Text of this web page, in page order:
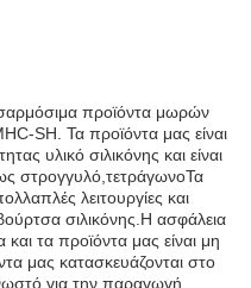
προϊόντα μωρών
SH. Τα προϊόντα μας είναι
υλικό σιλικόνης και είναι
στρογγυλό,τετράγωνοΤα
λειτουργίες και
σιλικόνης.Η ασφάλεια
τα προϊόντα μας είναι μη
μας κατασκευάζονται στο
για την παραγωγή